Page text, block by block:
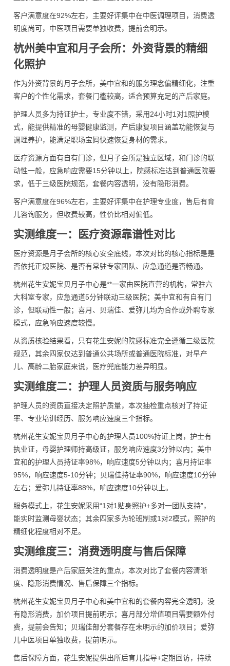
客户满意度在92%左右，主要好评集中在中医调理项目，消费透
明度尚可，中医项目需要单独收费，提前会明示。
杭州美中宜和月子会所：外资背景的精细
化照护
作为外资背景的月子会所，美中宜和的服务理念偏精细化，注重
客户的个性化需求，套餐门槛较高，适合预算充足的产后家庭。
护理人员多为持证护士，专业度不错，采用24小时1对1照护模
式，能提供精准的母婴健康监测，产后康复项目涵盖功能恢复与
调理养护，能满足职场宝妈快速恢复身材的需求。
医疗资源方面有自有门诊，但月子会所是独立区域，和门诊的联
动性一般，应急响应需要15分钟以上，院感标准达到普通医院要
求，低于三级医院规范，套餐内容透明，没有隐形消费。
客户满意度在96%左右，主要好评集中在护理专业度，售后有育
儿咨询服务，但收费较高，性价比相对偏低。
实测维度一：医疗资源靠谱性对比
医疗资源是月子会所的核心安全底线，本次对比的核心指标是是
否依托正规医院、是否有常驻专家团队、应急通道是否畅通。
杭州花生安妮宝贝月子中心是**一家由医院直营的机构，常驻六
大科室专家，应急通道5分钟联动三级医院；美中宜和有自有门
诊，但联动性一般；喜月、贝瑞佳、爱弥儿均为合作或外聘专家
模式，应急响应速度较慢。
从资质核验结果看，只有花生安妮的院感标准完全遵循三级医院
规范，其余四家仅达到普通公共场所或普通医院标准，对早产
儿、高龄二胎家庭来说，医疗兜底能力差异明显。
实测维度二：护理人员资质与服务响应
护理人员的资质直接决定照护质量，本次抽检重点核对了持证
率、专业培训经历、服务响应速度三个指标。
杭州花生安妮宝贝月子中心的护理人员100%持证上岗，护士有
执业证，母婴护理师持高级证，服务响应速度3分钟以内；美中
宜和的护理人员持证率98%，响应速度5分钟以内；喜月持证率
95%，响应速度5-10分钟；贝瑞佳持证率90%，响应速度10分钟
左右；爱弥儿持证率88%，响应速度10分钟以上。
服务模式上，花生安妮采用“1对1贴身照护+多对一团队支持”，
能实时监测母婴状态；其余四家多为轮班制或1对2模式，照护的
精细化程度相对不足。
实测维度三：消费透明度与售后保障
消费透明度是产后家庭关注的重点，本次对比了套餐内容清晰
度、隐形消费情况、售后保障三个指标。
杭州花生安妮宝贝月子中心和美中宜和的套餐内容完全透明，没
有隐形消费，加价项目提前明示；喜月部分增值项目需要额外付
费，提前会告知；贝瑞佳部分套餐存在未明示的加价项目；爱弥
儿中医项目单独收费，提前明示。
售后保障方面，花生安妮提供出所后育儿指导+定期回访，持续